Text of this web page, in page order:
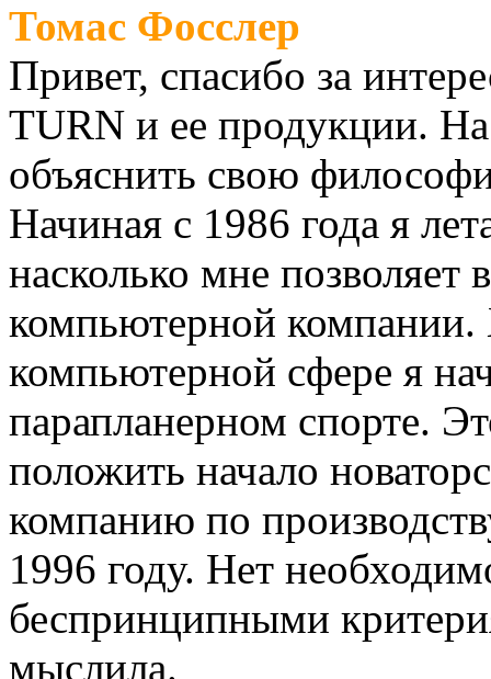
Томас Фосслер
Привет, спасибо за
TURN и ее продукции.
объяснить свою
Начиная с 1986 года я
насколько мне позволяет
компьютерной компании.
компьютерной сфере я
парапланерном спорте.
положить начало
компанию по
1996 году. Нет
беспринципными
мыслила.